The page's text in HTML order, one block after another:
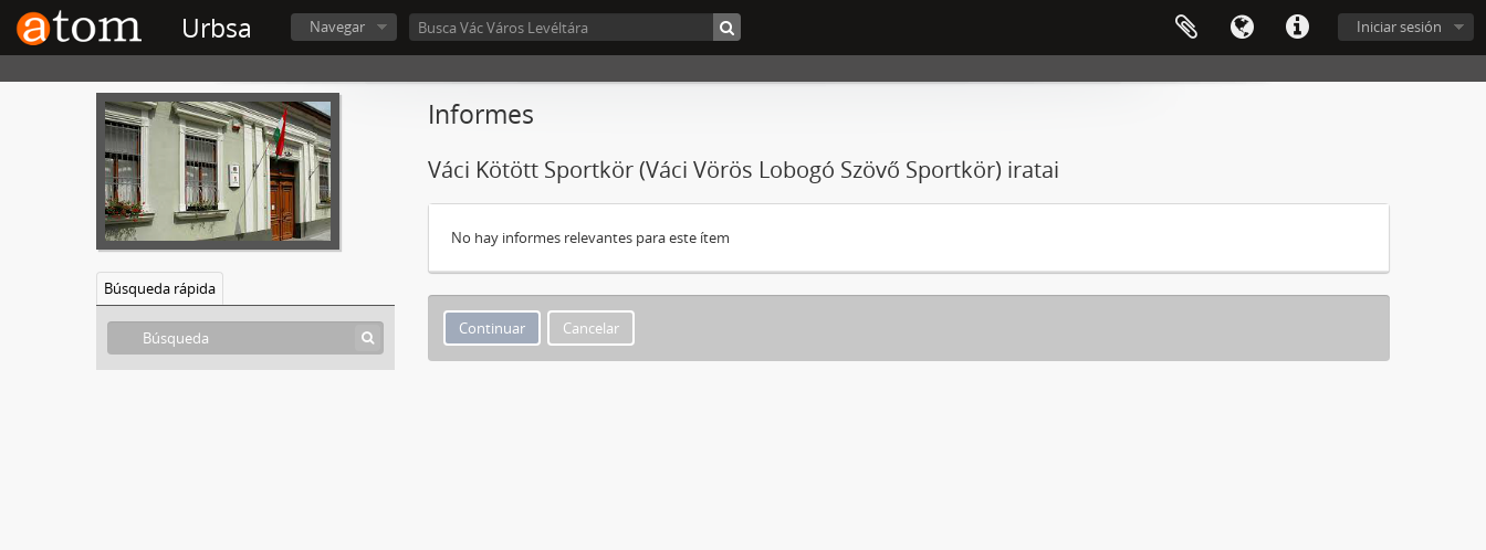
Urbsa Iniciar sesión
Navegar
Búsqueda rápida
Informes
Váci Kötött Sportkör (Váci Vörös Lobogó Szövő Sportkör) iratai
No hay informes relevantes para este ítem
Cancelar